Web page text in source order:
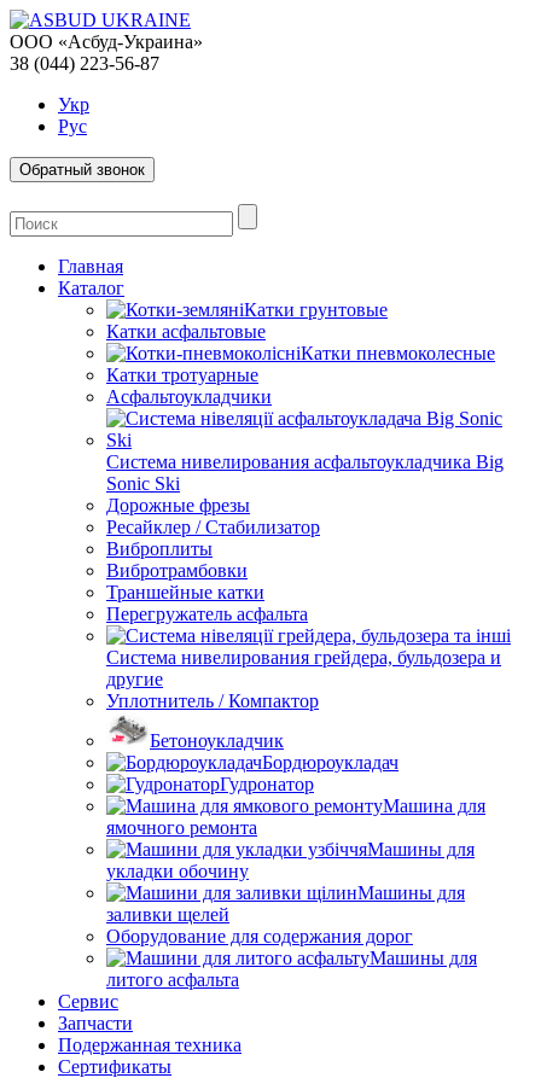
ООО «Асбуд-Украина»
38 (044) 223-56-87
Укр
Рус
Обратный звонок
Главная
Каталог
Катки грунтовые
Катки асфальтовые
Катки пневмоколесные
Катки тротуарные
Асфальтоукладчики
Система нивелирования асфальтоукладчика Big
Sonic Ski
Дорожные фрезы
Ресайклер / Стабилизатор
Виброплиты
Вибротрамбовки
Траншейные катки
Перегружатель асфальта
Система нивелирования грейдера, бульдозера и
другие
Уплотнитель / Компактор
Бетоноукладчик
Бордюроукладач
Гудронатор
Машина для
ямочного ремонта
Машины для
укладки обочину
Машины для
заливки щелей
Оборудование для содержания дорог
Машины для
литого асфальта
Сервис
Запчасти
Подержанная техника
Сертификаты